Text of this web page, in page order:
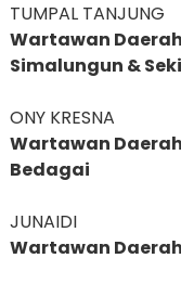
TUMPAL TANJUNG
Wartawan
Simalungun &
ONY KRESNA
Wartawan
Bedagai
JUNAIDI
Wartawan